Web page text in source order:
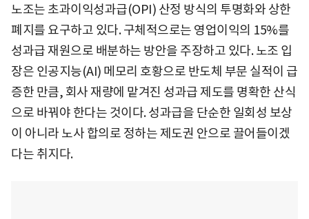
노조는 초과이익성과급(OPI) 산정 방식의 투명화와 상한
폐지를 요구하고 있다. 구체적으로는 영업이익의 15%를
성과급 재원으로 배분하는 방안을 주장하고 있다. 노조 입
장은 인공지능(AI) 메모리 호황으로 반도체 부문 실적이 급
증한 만큼, 회사 재량에 맡겨진 성과급 제도를 명확한 산식
으로 바꿔야 한다는 것이다. 성과급을 단순한 일회성 보상
이 아니라 노사 합의로 정하는 제도권 안으로 끌어들이겠
다는 취지다.